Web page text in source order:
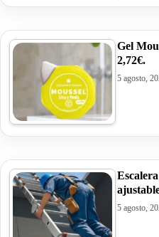
Gel
2,72€.
5 agosto,
5 agosto,